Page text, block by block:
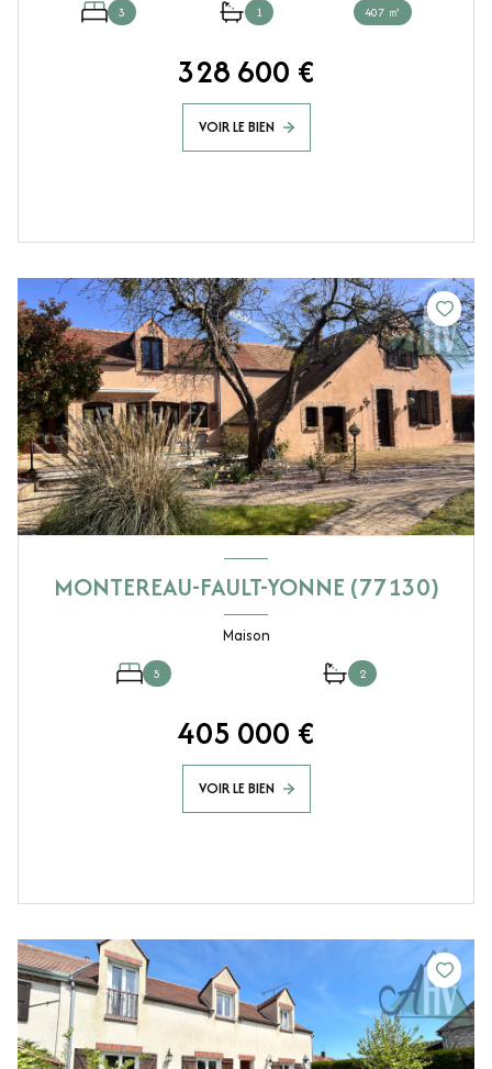
3 1 407 ㎡
328 600 €
VOIR LE BIEN
MONTEREAU-FAULT-YONNE (77130)
Maison
5 2
405 000 €
VOIR LE BIEN